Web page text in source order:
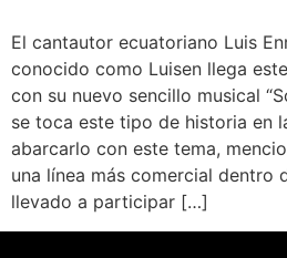
El cantautor ecuatoriano Luis
conocido como Luisen llega
con su nuevo sencillo musical
se toca este tipo de historia en
abarcarlo con este tema,
una línea más comercial dentro
llevado a participar […]